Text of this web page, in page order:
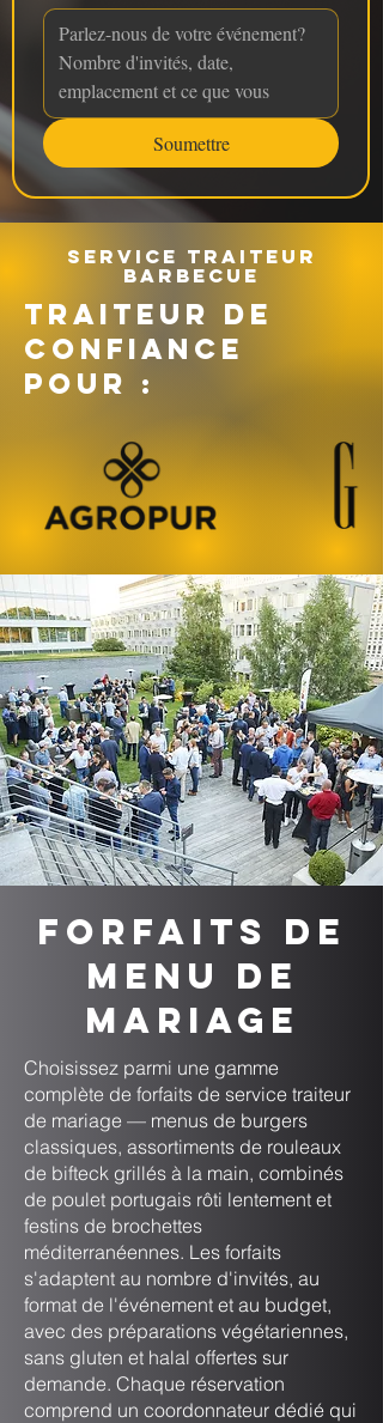
Soumettre
Service traiteur
barbecue
TRAITEUR DE
CONFIANCE
POUR :
Forfaits de
menu de
mariage
Choisissez parmi une gamme
complète de forfaits de service traiteur
de mariage — menus de burgers
classiques, assortiments de rouleaux
de bifteck grillés à la main, combinés
de poulet portugais rôti lentement et
festins de brochettes
méditerranéennes. Les forfaits
s'adaptent au nombre d'invités, au
format de l'événement et au budget,
avec des préparations végétariennes,
sans gluten et halal offertes sur
demande. Chaque réservation
comprend un coordonnateur dédié qui